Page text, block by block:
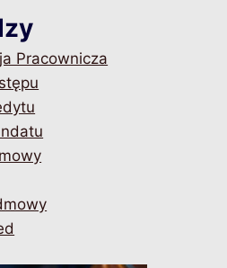
Pracownicza